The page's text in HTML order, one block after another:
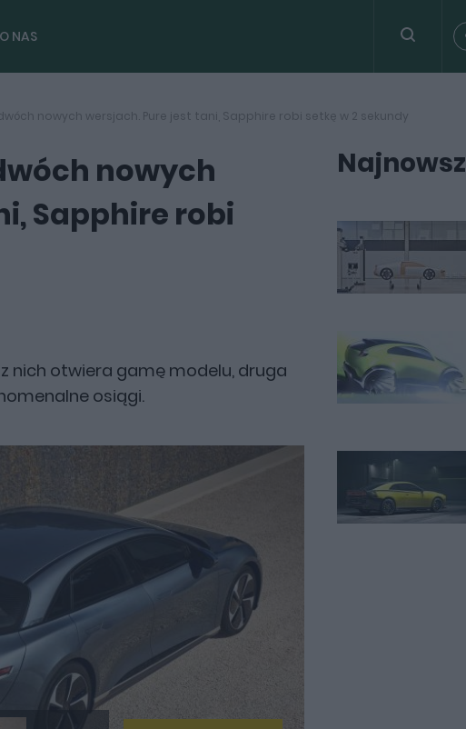
O NAS
nowych wersjach. Pure jest tani, Sapphire robi setkę w 2 sekundy
nowych
Sapphire robi
nich otwiera gamę modelu, druga
osiągi.